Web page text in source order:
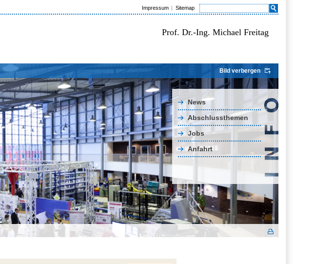
Impressum Sitemap
Prof. Dr.-Ing. Michael Freitag
Bild verbergen
News
Abschlussthemen
Jobs
Anfahrt